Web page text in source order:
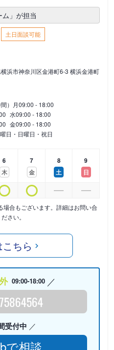
」が担当
土日面談可能
浜市神奈川区金港町6-3 横浜金港町
） 月09:00 - 18:00
水09:00 - 18:00
金09:00 - 18:00
日・日曜日・祝日
6
木
7
金
8
土
9
日
合もございます。詳細はお問い合
さい。
ちら
09:00-18:00
受付中
で相談